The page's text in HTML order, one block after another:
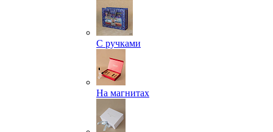
С ручками
На магнитах